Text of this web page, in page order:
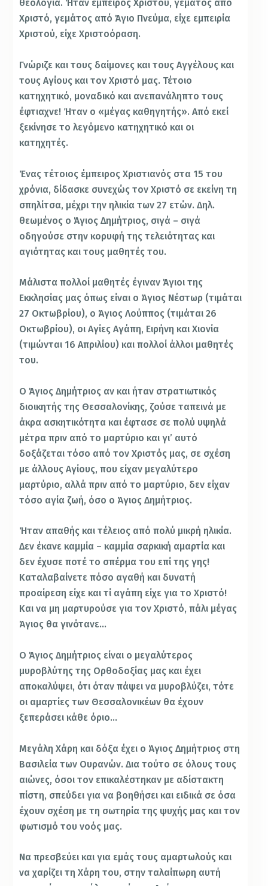
θεολογία. Ήταν έμπειρος Χριστού, γεμάτος από
Χριστό, γεμάτος από Άγιο Πνεύμα, είχε εμπειρία
Χριστού, είχε Χριστοόραση.
Γνώριζε και τους δαίμονες και τους Αγγέλους και
τους Αγίους και τον Χριστό μας. Τέτοιο
κατηχητικό, μοναδικό και ανεπανάληπτο τους
έφτιαχνε! Ήταν ο «μέγας καθηγητής». Από εκεί
ξεκίνησε το λεγόμενο κατηχητικό και οι
κατηχητές.
Ένας τέτοιος έμπειρος Χριστιανός στα 15 του
χρόνια, δίδασκε συνεχώς τον Χριστό σε εκείνη τη
σπηλίτσα, μέχρι την ηλικία των 27 ετών. Δηλ.
θεωμένος ο Άγιος Δημήτριος, σιγά – σιγά
οδηγούσε στην κορυφή της τελειότητας και
αγιότητας και τους μαθητές του.
Μάλιστα πολλοί μαθητές έγιναν Άγιοι της
Εκκλησίας μας όπως είναι ο Άγιος Νέστωρ (τιμάται
27 Οκτωβρίου), ο Άγιος Λούππος (τιμάται 26
Οκτωβρίου), οι Αγίες Αγάπη, Ειρήνη και Χιονία
(τιμώνται 16 Απριλίου) και πολλοί άλλοι μαθητές
του.
Ο Άγιος Δημήτριος αν και ήταν στρατιωτικός
διοικητής της Θεσσαλονίκης, ζούσε ταπεινά με
άκρα ασκητικότητα και έφτασε σε πολύ υψηλά
μέτρα πριν από το μαρτύριο και γι’ αυτό
δοξάζεται τόσο από τον Χριστός μας, σε σχέση
με άλλους Αγίους, που είχαν μεγαλύτερο
μαρτύριο, αλλά πριν από το μαρτύριο, δεν είχαν
τόσο αγία ζωή, όσο ο Άγιος Δημήτριος.
Ήταν απαθής και τέλειος από πολύ μικρή ηλικία.
Δεν έκανε καμμία – καμμία σαρκική αμαρτία και
δεν έχυσε ποτέ το σπέρμα του επί της γης!
Καταλαβαίνετε πόσο αγαθή και δυνατή
προαίρεση είχε και τί αγάπη είχε για το Χριστό!
Και να μη μαρτυρούσε για τον Χριστό, πάλι μέγας
Άγιος θα γινότανε…
Ο Άγιος Δημήτριος είναι ο μεγαλύτερος
μυροβλύτης της Ορθοδοξίας μας και έχει
αποκαλύψει, ότι όταν πάψει να μυροβλύζει, τότε
οι αμαρτίες των Θεσσαλονικέων θα έχουν
ξεπεράσει κάθε όριο…
Μεγάλη Χάρη και δόξα έχει ο Άγιος Δημήτριος στη
Βασιλεία των Ουρανών. Δια τούτο σε όλους τους
αιώνες, όσοι τον επικαλέστηκαν με αδίστακτη
πίστη, σπεύδει για να βοηθήσει και ειδικά σε όσα
έχουν σχέση με τη σωτηρία της ψυχής μας και τον
φωτισμό του νοός μας.
Να πρεσβεύει και για εμάς τους αμαρτωλούς και
να χαρίζει τη Χάρη του, στην ταλαίπωρη αυτή